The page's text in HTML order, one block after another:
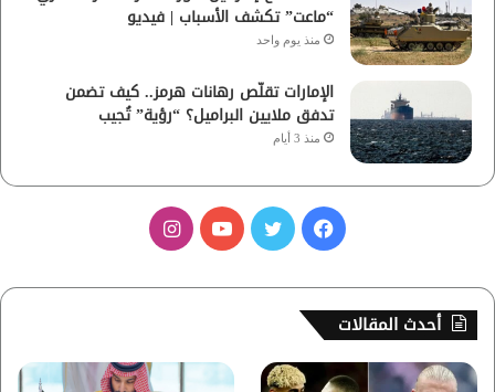
“ماعت” تكشف الأسباب | فيديو
منذ يوم واحد
الإمارات تقلّص رهانات هرمز.. كيف تضمن
تدفق ملايين البراميل؟ “رؤية” تُجيب
منذ 3 أيام
س
ب
ي
ت
أحدث المقالات